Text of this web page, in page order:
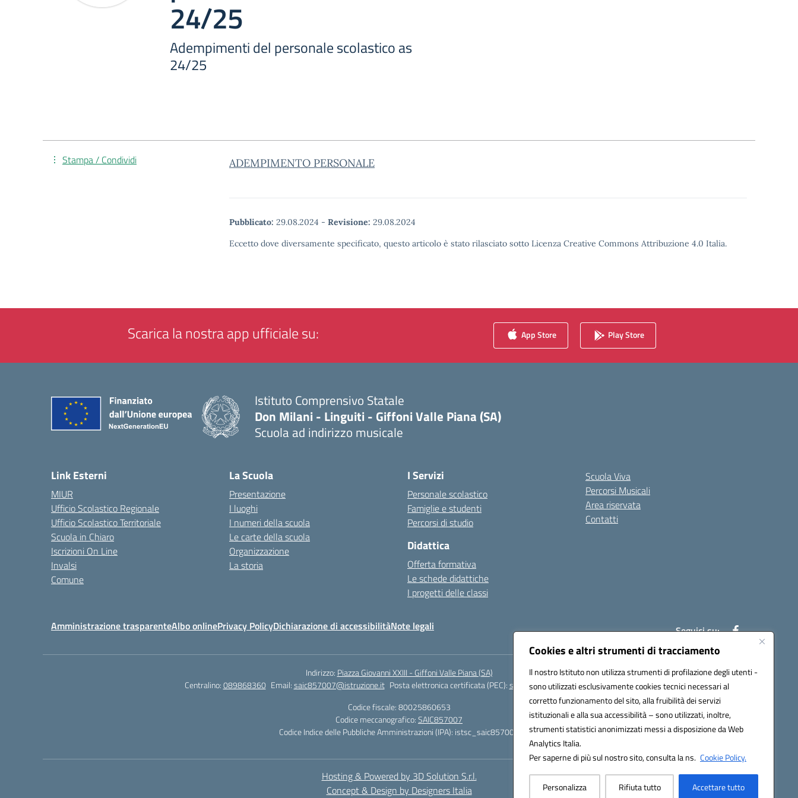
Cookies e altri strumenti di tracciamento
Il nostro Istituto non utilizza strumenti di profilazione degli utenti -
sono utilizzati esclusivamente cookies tecnici necessari al
corretto funzionamento del sito, alla fruibilità dei servizi
istituzionali e alla sua accessibilità – sono utilizzati, inoltre,
strumenti statistici anonimizzati messi a disposizione da Web
Analytics Italia.
Per saperne di più sul nostro sito, consulta la ns. Cookie Policy.
Personalizza Rifiuta tutto Accettare tutto
24/25
Adempimenti del personale scolastico as
24/25
ADEMPIMENTO PERSONALE
Pubblicato: 29.08.2024 - Revisione: 29.08.2024
Eccetto dove diversamente specificato, questo articolo è stato rilasciato sotto Licenza Creative Commons Attribuzione 4.0 Italia.
Stampa / Condividi
Scarica la nostra app ufficiale su: App Store Play Store
Istituto Comprensivo Statale
Don Milani - Linguiti - Giffoni Valle Piana (SA)
Scuola ad indirizzo musicale
Link Esterni
MIUR
Ufficio Scolastico Regionale
Ufficio Scolastico Territoriale
Scuola in Chiaro
Iscrizioni On Line
Invalsi
Comune
La Scuola
Presentazione
I luoghi
I numeri della scuola
Le carte della scuola
Organizzazione
La storia
I Servizi
Personale scolastico
Famiglie e studenti
Percorsi di studio
Didattica
Offerta formativa
Le schede didattiche
I progetti delle classi
Scuola Viva
Percorsi Musicali
Area riservata
Contatti
Amministrazione trasparenteAlbo onlinePrivacy PolicyDichiarazione di accessibilitàNote legali Seguici su:
Indirizzo: Piazza Giovanni XXIII - Giffoni Valle Piana (SA)
Centralino:089868360 Email:saic857007@istruzione.it Posta elettronica certificata (PEC):saic857007@pec.istruzione.it
Codice fiscale: 80025860653
Codice meccanografico:SAIC857007
Codice Indice delle Pubbliche Amministrazioni (IPA): istsc_saic857007
Hosting & Powered by 3D Solution S.r.l.
Concept & Design by Designers Italia